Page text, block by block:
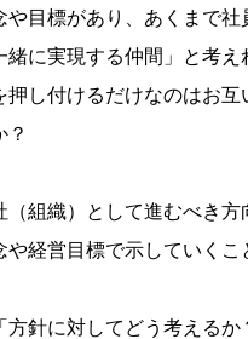
や目標があり、あくまで社
緒に実現する仲間」と考え
押し付けるだけなのはお互
？
（組織）として進むべき方
や経営目標で示していくこ
方針に対してどう考えるか